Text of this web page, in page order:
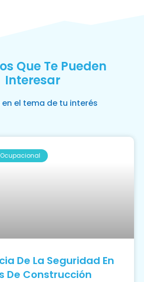
Que Te Pueden
Interesar
en el tema de tu interés
De La Seguridad En
De Construcción